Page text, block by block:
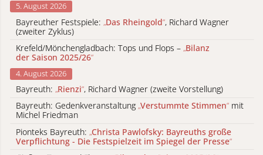
5. August 2026
Bayreuther Festspiele: „Das Rheingold“, Richard Wagner
(zweiter Zyklus)
Krefeld/Mönchengladbach: Tops und Flops – „Bilanz
der Saison 2025/26“
4. August 2026
Bayreuth: „Rienzi“, Richard Wagner (zweite Vorstellung)
Bayreuth: Gedenkveranstaltung „Verstummte Stimmen“ mit
Michel Friedman
Pionteks Bayreuth: „Christa Pawlofsky: Bayreuths große
Verpflichtung - Die Festspielzeit im Spiegel der Presse“